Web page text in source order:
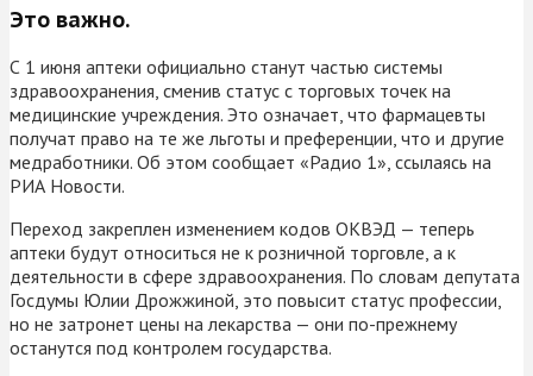
Это важно.
С 1 июня аптеки официально станут частью системы
здравоохранения, сменив статус с торговых точек на
медицинские учреждения. Это означает, что фармацевты
получат право на те же льготы и преференции, что и другие
медработники. Об этом сообщает «Радио 1», ссылаясь на
РИА Новости.
Переход закреплен изменением кодов ОКВЭД — теперь
аптеки будут относиться не к розничной торговле, а к
деятельности в сфере здравоохранения. По словам депутата
Госдумы Юлии Дрожжиной, это повысит статус профессии,
но не затронет цены на лекарства — они по-прежнему
останутся под контролем государства.